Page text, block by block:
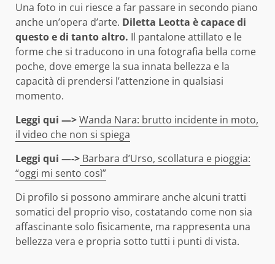
Una foto in cui riesce a far passare in secondo piano
anche un’opera d’arte. Diletta Leotta è capace di
questo e di tanto altro. Il pantalone attillato e le
forme che si traducono in una fotografia bella come
poche, dove emerge la sua innata bellezza e la
capacità di prendersi l’attenzione in qualsiasi
momento.
Leggi qui —>Wanda Nara: brutto incidente in moto,
il video che non si spiega
Leggi qui —-> Barbara d’Urso, scollatura e pioggia:
“oggi mi sento così”
Di profilo si possono ammirare anche alcuni tratti
somatici del proprio viso, costatando come non sia
affascinante solo fisicamente, ma rappresenta una
bellezza vera e propria sotto tutti i punti di vista.